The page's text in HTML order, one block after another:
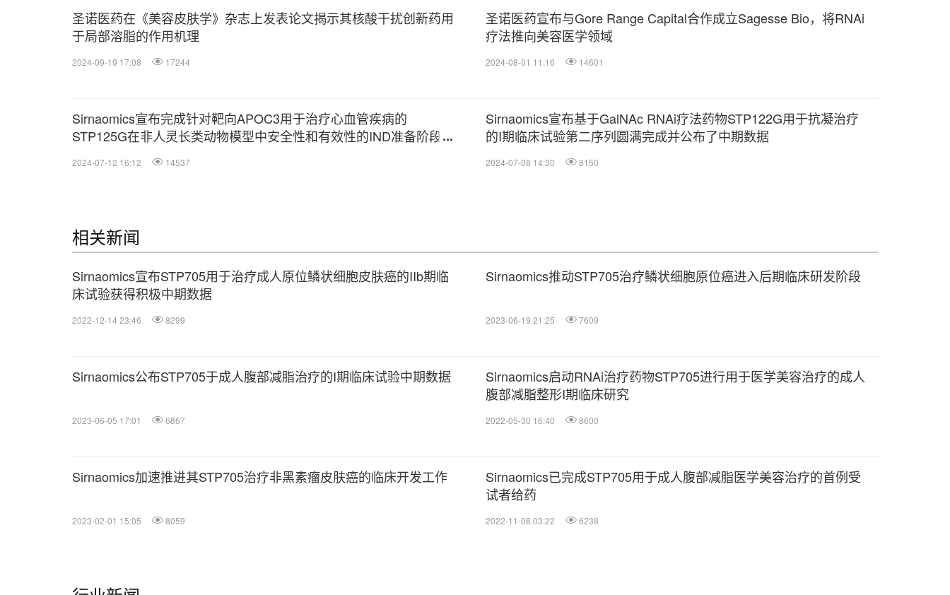
圣诺医药在《美容皮肤学》杂志上发表论文揭示其核酸干扰创新药用
于局部溶脂的作用机理
2024-09-19 17:08 17244
圣诺医药宣布与Gore Range Capital合作成立Sagesse Bio，将RNAi
疗法推向美容医学领域
2024-08-01 11:16 14601
Sirnaomics宣布完成针对靶向APOC3用于治疗心血管疾病的
STP125G在非人灵长类动物模型中安全性和有效性的IND准备阶段研
2024-07-12 16:12 14537
Sirnaomics宣布基于GalNAc RNAi疗法药物STP122G用于抗凝治疗
的I期临床试验第二序列圆满完成并公布了中期数据
2024-07-08 14:30 8150
相关新闻
Sirnaomics宣布STP705用于治疗成人原位鳞状细胞皮肤癌的IIb期临
床试验获得积极中期数据
2022-12-14 23:46 8299
Sirnaomics推动STP705治疗鳞状细胞原位癌进入后期临床研发阶段
2023-06-19 21:25 7609
Sirnaomics公布STP705于成人腹部减脂治疗的I期临床试验中期数据
2023-06-05 17:01 6867
Sirnaomics启动RNAi治疗药物STP705进行用于医学美容治疗的成人
腹部减脂整形I期临床研究
2022-05-30 16:40 8600
Sirnaomics加速推进其STP705治疗非黑素瘤皮肤癌的临床开发工作
2023-02-01 15:05 8059
Sirnaomics已完成STP705用于成人腹部减脂医学美容治疗的首例受
试者给药
2022-11-08 03:22 6238